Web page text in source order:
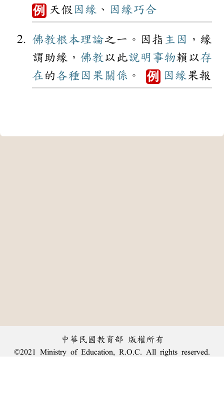
例 天假 因緣 、 因緣巧合
佛教根本理論之一。因指 主因 ，緣
謂助緣， 佛教 以此說明 事物賴以存
在 的 各種因果關係 。 例 因緣果報
中華民國教育部 版權所有
©2021 Ministry of Education, R.O.C. All rights reserved.